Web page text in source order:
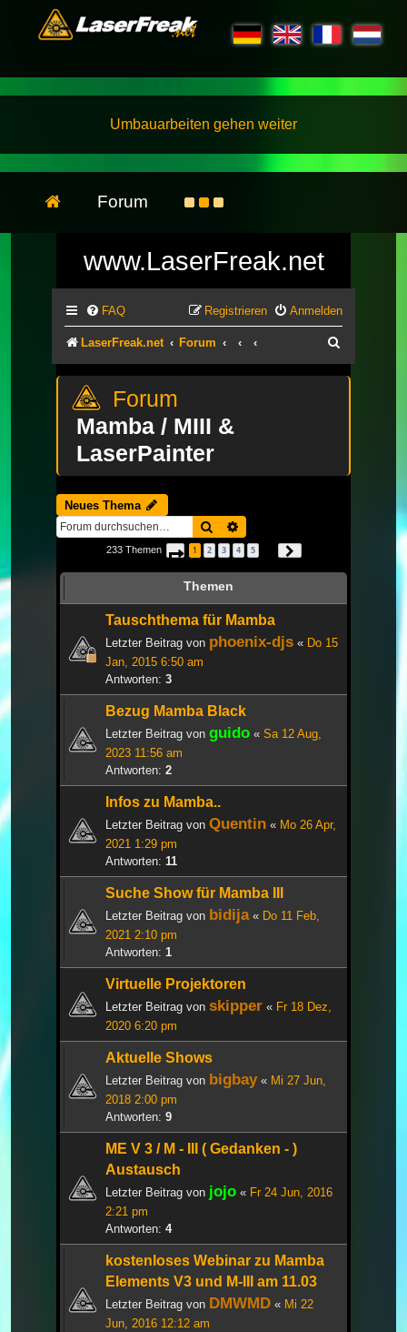
Umbauarbeiten gehen weiter
Forum
www.LaserFreak.net
FAQ Anmelden
Registrieren
LaserFreak.net Forum
Mamba / MIII &
LaserPainter
Neues Thema
Suche
233 Themen Seite 1von
1 2 3 4 5
Themen
Tauschthema für Mamba
Letzter Beitrag von phoenix-djs « Do 15
Jan, 2015 6:50 am
Antworten: 3
Bezug Mamba Black
Letzter Beitrag von guido « Sa 12 Aug,
2023 11:56 am
Antworten: 2
Infos zu Mamba..
Letzter Beitrag von Quentin « Mo 26 Apr,
2021 1:29 pm
Antworten: 11
Suche Show für Mamba III
Letzter Beitrag von bidija« Do 11 Feb,
2021 2:10 pm
Antworten: 1
Virtuelle Projektoren
Letzter Beitrag von skipper « Fr 18 Dez,
2020 6:20 pm
Aktuelle Shows
Letzter Beitrag von bigbay« Mi 27 Jun,
2018 2:00 pm
Antworten: 9
ME V 3 / M - III ( Gedanken - )
Austausch
Letzter Beitrag von jojo « Fr 24 Jun, 2016
2:21 pm
Antworten: 4
kostenloses Webinar zu Mamba
Elements V3 und M-III am 11.03
Letzter Beitrag von DMWMD « Mi 22
Jun, 2016 12:12 am